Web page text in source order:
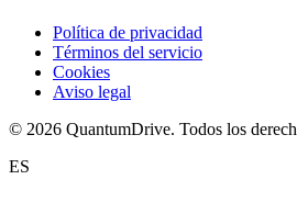
Política de privacidad
Términos del servicio
Cookies
Aviso legal
© 2026 QuantumDrive. Todos los
ES